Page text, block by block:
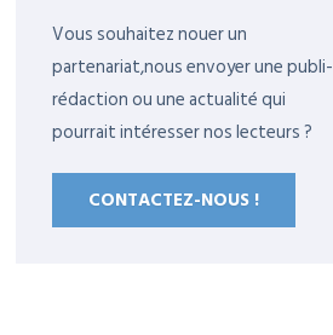
Vous souhaitez nouer un
partenariat,nous envoyer une publi-
rédaction ou une actualité qui
pourrait intéresser nos lecteurs ?
CONTACTEZ-NOUS !